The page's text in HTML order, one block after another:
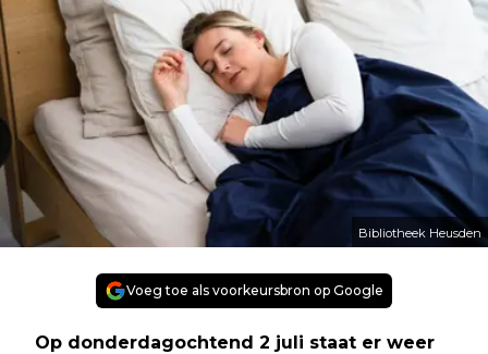
Bibliotheek Heusden
Voeg toe als voorkeursbron op Google
Op donderdagochtend 2 juli staat er weer